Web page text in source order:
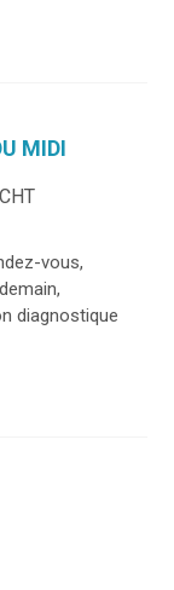
MIDI
vous,
diagnostique